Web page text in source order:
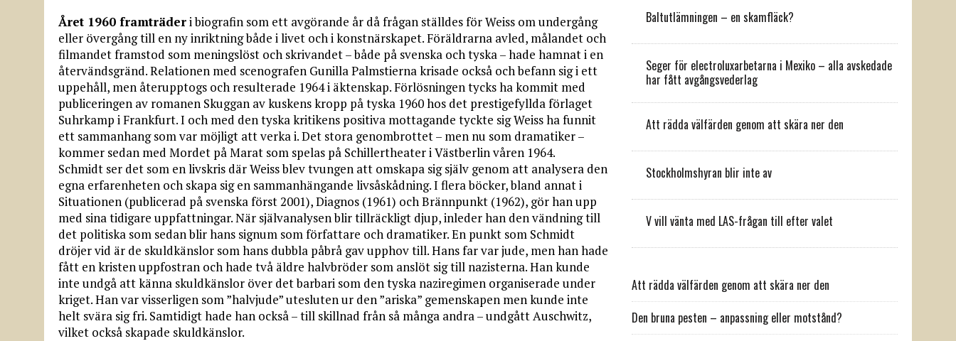
Året 1960 framträderi biografin som ett avgörande år då frågan ställdes för Weiss om undergång
eller övergång till en ny inriktning både i livet och i konstnärskapet. Föräldrarna avled, målandet och
filmandet framstod som meningslöst och skrivandet – både på svenska och tyska – hade hamnat i en
återvändsgränd. Relationen med scenografen Gunilla Palmstierna krisade också och befann sig i ett
uppehåll, men återupptogs och resulterade 1964 i äktenskap. Förlösningen tycks ha kommit med
publiceringen av romanen Skuggan av kuskens kropp på tyska 1960 hos det prestigefyllda förlaget
Suhrkamp i Frankfurt. I och med den tyska kritikens positiva mottagande tyckte sig Weiss ha funnit
ett sammanhang som var möjligt att verka i. Det stora genombrottet – men nu som dramatiker –
kommer sedan med Mordet på Marat som spelas på Schillertheater i Västberlin våren 1964.
Schmidt ser det som en livskris där Weiss blev tvungen att omskapa sig själv genom att analysera den
egna erfarenheten och skapa sig en sammanhängande livsåskådning. I flera böcker, bland annat i
Situationen (publicerad på svenska först 2001), Diagnos (1961) och Brännpunkt (1962), gör han upp
med sina tidigare uppfattningar. När självanalysen blir tillräckligt djup, inleder han den vändning till
det politiska som sedan blir hans signum som författare och dramatiker. En punkt som Schmidt
dröjer vid är de skuldkänslor som hans dubbla påbrå gav upphov till. Hans far var jude, men han hade
fått en kristen uppfostran och hade två äldre halvbröder som anslöt sig till nazisterna. Han kunde
inte undgå att känna skuldkänslor över det barbari som den tyska naziregimen organiserade under
kriget. Han var visserligen som ”halvjude” utesluten ur den ”ariska” gemenskapen men kunde inte
helt svära sig fri. Samtidigt hade han också – till skillnad från så många andra – undgått Auschwitz,
vilket också skapade skuldkänslor.
Baltutlämningen – en skamfläck?
Seger för electroluxarbetarna i Mexiko – alla avskedade
har fått avgångsvederlag
Att rädda välfärden genom att skära ner den
Stockholmshyran blir inte av
V vill vänta med LAS-frågan till efter valet
Att rädda välfärden genom att skära ner den
Den bruna pesten – anpassning eller motstånd?